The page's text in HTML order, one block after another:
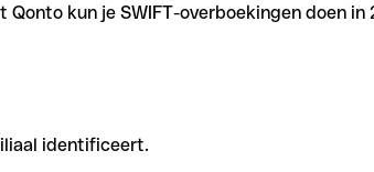
kun je SWIFT-overboekingen doen
identificeert.